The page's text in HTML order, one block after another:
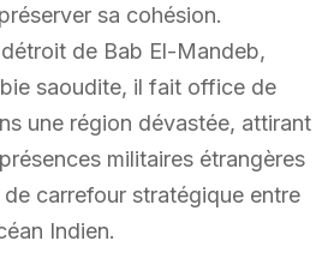
sa cohésion.
de Bab El-Mandeb,
saoudite, il fait office de
une région dévastée, attirant
militaires étrangères
carrefour stratégique entre
Indien.